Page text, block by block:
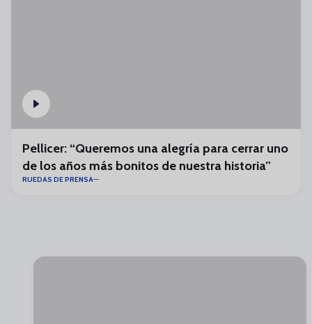
Pellicer: “Queremos una alegría para cerrar uno
de los años más bonitos de nuestra historia”
RUEDAS DE PRENSA